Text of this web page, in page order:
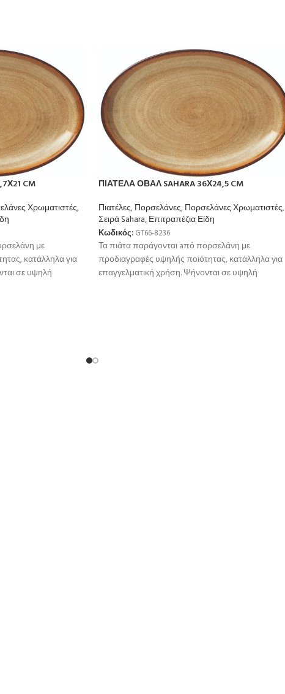
CM
Χρωματιστές,
με
κατάλληλα για
σε υψηλή
ΠΙΑΤΕΛΑ ΟΒΑΛ SAHARA 36Χ24,5 CM
Πιατέλες,Πορσελάνες,Πορσελάνες Χρωματιστές,
Σειρά Sahara,Επιτραπέζια Είδη
Κωδικός: GT66-8236
Τα πιάτα παράγονται aπό πορσελάνη με
προδιαγραφές υψηλής ποιότητας, κατάλληλα για
επαγγελματική χρήση. Ψήνονται σε υψηλή